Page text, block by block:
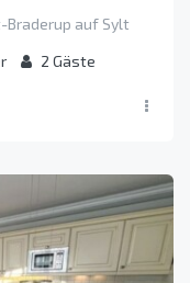
Braderup auf Sylt
2 Gäste